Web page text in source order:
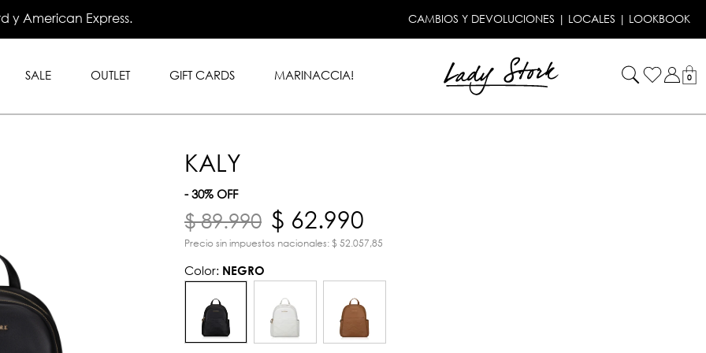
en toda la tienda con
y American Express. CAMBIOS Y DEVOLUCIONES | LOCALES | LOOKBOOK
SALE OUTLET GIFT CARDS MARINACCIA! 0
KALY
- 30% OFF
$ 89.990 $ 62.990
Precio sin impuestos nacionales: $ 52.057,85
Color: NEGRO